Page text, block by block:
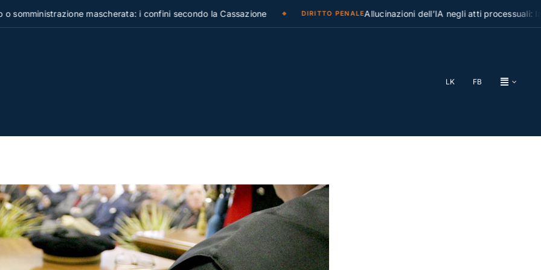
mascherata: i confini secondo la Cassazione DIRITTO PENALE Allucinazioni dell’IA negli atti processuali: la
LK FB